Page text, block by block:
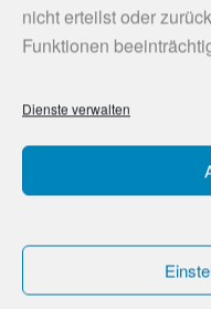
nicht erteilst oder
Funktionen
Dienste verwalten